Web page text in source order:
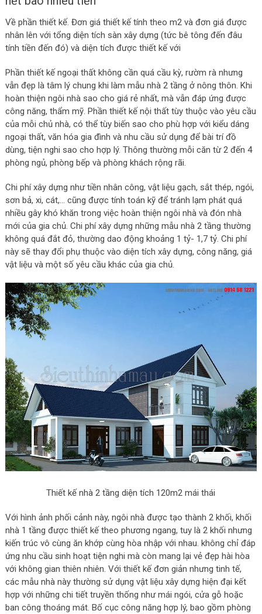
Về phần thiết kế. Đơn giá thiết kế tính theo m2 và đơn giá được
nhân lên với tổng diện tích sàn xây dựng (tức bê tông đến đâu
tính tiền đến đó) và diện tích được thiết kế với
Phần thiết kế ngoại thất không cần quá cầu kỳ, rườm rà nhưng
vẫn đẹp là tâm lý chung khi làm mẫu nhà 2 tầng ở nông thôn. Khi
hoàn thiện ngôi nhà sao cho giá rẻ nhất, mà vẫn đáp ứng được
công năng, thẩm mỹ. Phần thiết kế nội thất tùy thuộc vào yêu cầu
của mỗi chủ nhà, có thể tùy biến sao cho phù hợp với kiểu dáng
ngoại thất, văn hóa gia đình và nhu cầu sử dụng để bài trí đồ
dùng, tiện nghi sao cho hợp lý. Thông thường mỗi căn từ 2 đến 4
phòng ngủ, phòng bếp và phòng khách rộng rãi.
Chi phí xây dựng như tiền nhân công, vật liệu gạch, sắt thép, ngói,
sơn bả, xi, cát,… cũng được tính toán kỹ để tránh lạm phát quá
nhiều gây khó khăn trong việc hoàn thiện ngôi nhà và đón nhà
mới của gia chủ. Chi phí xây dựng những mẫu nhà 2 tầng thường
không quá đắt đỏ, thường dao động khoảng 1 tỷ- 1,7 tỷ. Chi phí
này sẽ thay đổi phụ thuộc vào diện tích xây dựng, công năng, giá
vật liệu và một số yêu cầu khác của gia chủ.
Thiết kế nhà 2 tầng diện tích 120m2 mái thái
Với hình ảnh phối cảnh này, ngôi nhà được tạo thành 2 khối, khối
nhà 1 tầng được thiết kế theo phương ngang, tuy là 2 khối nhưng
kiến trúc vô cùng ăn khớp cùng hòa nhập với nhau. không chỉ đáp
ứng nhu cầu sinh hoạt tiện nghi mà còn mang lại vẻ đẹp hài hòa
với không gian thiên nhiên. Với thiết kế đơn giản nhưng tinh tế,
các mẫu nhà này thường sử dụng vật liệu xây dựng hiện đại kết
hợp với những chi tiết truyền thống như mái ngói, cửa gỗ hoặc
ban công thoáng mát. Bố cục công năng hợp lý, bao gồm phòng